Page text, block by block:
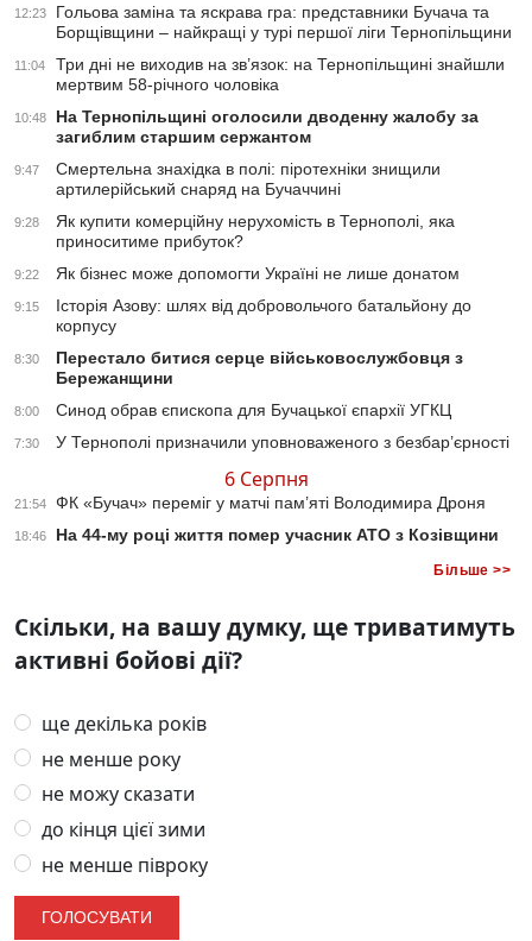
12:23
Гольова заміна та яскрава гра: представники Бучача та
Борщівщини – найкращі у турі першої ліги Тернопільщини
11:04
Три дні не виходив на зв’язок: на Тернопільщині знайшли
мертвим 58-річного чоловіка
10:48
На Тернопільщині оголосили дводенну жалобу за
загиблим старшим сержантом
9:47
Смертельна знахідка в полі: піротехніки знищили
артилерійський снаряд на Бучаччині
9:28
Як купити комерційну нерухомість в Тернополі, яка
приноситиме прибуток?
9:22 Як бізнес може допомогти Україні не лише донатом
9:15
Історія Азову: шлях від добровольчого батальйону до
корпусу
8:30
Перестало битися серце військовослужбовця з
Бережанщини
8:00 Синод обрав єпископа для Бучацької єпархії УГКЦ
7:30 У Тернополі призначили уповноваженого з безбар’єрності
6 Серпня
21:54 ФК «Бучач» переміг у матчі пам’яті Володимира Дроня
18:46 На 44-му році життя помер учасник АТО з Козівщини
Більше >>
Скільки, на вашу думку, ще триватимуть
активні бойові дії?
ще декілька років
не менше року
не можу сказати
до кінця цієї зими
не менше півроку